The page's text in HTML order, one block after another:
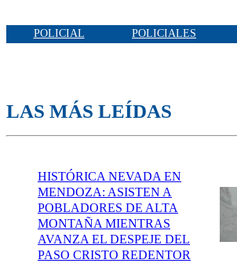
POLICIAL POLICIALES
LAS MÁS LEÍDAS
HISTÓRICA NEVADA EN
MENDOZA: ASISTEN A
POBLADORES DE ALTA
MONTAÑA MIENTRAS
AVANZA EL DESPEJE DEL
PASO CRISTO REDENTOR